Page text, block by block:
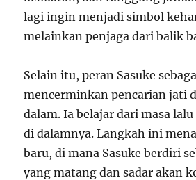
lagi ingin menjadi simbol
melainkan penjaga dari balik
Selain itu, peran Sasuke
mencerminkan pencarian jati
dalam. Ia belajar dari masa
di dalamnya. Langkah ini
baru, di mana Sasuke berdiri
yang matang dan sadar akan